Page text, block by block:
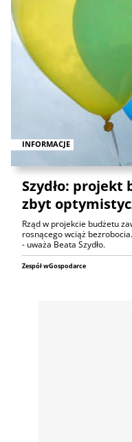
INFORMACJE
Szydło: projekt
zbyt
Rząd w projekcie budżetu
rosnącego wciąż
- uważa Beata Szydło.
Zespół wGospodarce